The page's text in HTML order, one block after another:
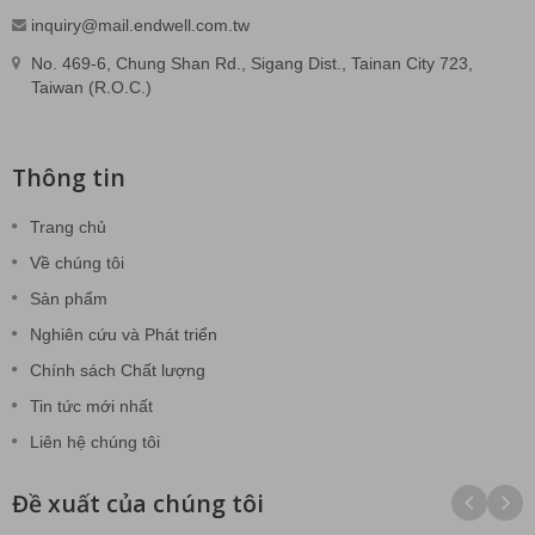
inquiry@mail.endwell.com.tw
No. 469-6, Chung Shan Rd., Sigang Dist., Tainan City 723,
Taiwan (R.O.C.)
Thông tin
Trang chủ
Về chúng tôi
Sản phẩm
Nghiên cứu và Phát triển
Chính sách Chất lượng
Tin tức mới nhất
Liên hệ chúng tôi
Đề xuất của chúng tôi